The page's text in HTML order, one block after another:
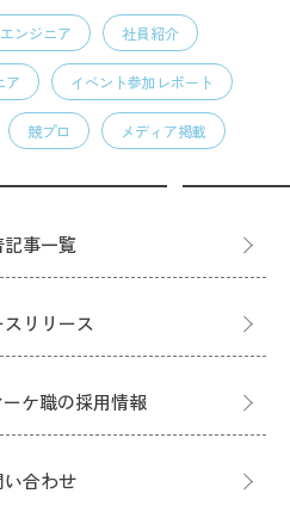
ンジニア 社員紹介
ア イベント参加レポート
競プロ メディア掲載
記事一覧
スリリース
ケ職の採用情報
い合わせ